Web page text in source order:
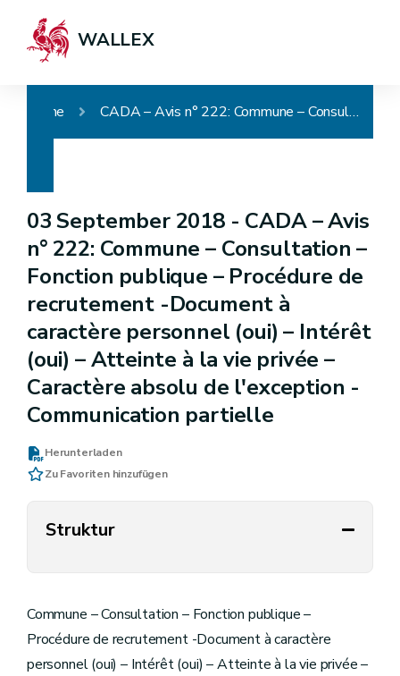
WALLEX
Home CADA – Avis n° 222: Commune – Consultation – Fonction publique – Procédure de recrutement -Document à caractère personnel (oui) – Intérêt (oui) – Atteinte à la vie privée – Caractère absolu de l'exception - Communication partielle
03 September 2018 - CADA – Avis
n° 222: Commune – Consultation –
Fonction publique – Procédure de
recrutement -Document à
caractère personnel (oui) – Intérêt
(oui) – Atteinte à la vie privée –
Caractère absolu de l'exception -
Communication partielle
Herunterladen
Zu Favoriten hinzufügen
Struktur
Commune – Consultation – Fonction publique –
Procédure de recrutement -Document à caractère
personnel (oui) – Intérêt (oui) – Atteinte à la vie privée –